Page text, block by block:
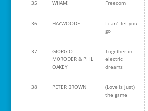
35 WHAM! Freedom
36 HAYWOODE
I can't let you
go
37
GIORGIO
MORODER & PHIL
OAKEY
Together in
electric
dreams
38 PETER BROWN
(Love is just)
the game